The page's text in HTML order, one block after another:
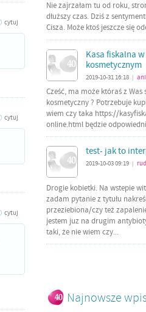
cytuj
cytuj
cytuj
Nie zajrzałam tu od roku,
dłuższy czas. Dziś z
Cisza. Może ktoś jeszcze się
Kasa fiskalna
kosmetycznym
2019-10-31 16:18
Cześć, ma może któraś z Was
kosmetyczny ? Potrzebuje
wiem czy taka https://
online.html będzie
test- jak to
2019-10-03 09:19
Drogie kobietki. Na wstepie
zadam pytanie z tytułu
przeziebiona/czy też
jestem juz na drugim
taki, że nie wiem czy...
Najnowsze